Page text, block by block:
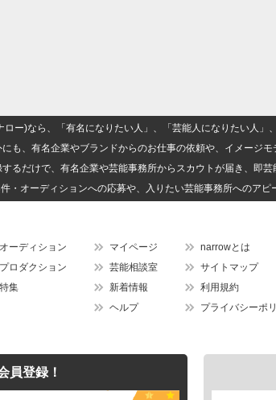
ー)なら、「有名になりたい人」、「芸能人になりたい人」
も、有名企業やブランドからのお仕事の依頼や、イメージ
するだけで、有名企業や芸能事務所からスカウトが届き、即芸
・オーディションへの応募や、入りたい芸能事務所へのアピ
オーディション
プロダクション
特集
マイページ
芸能相談室
新着情報
ヘルプ
narrowとは
サイトマップ
利用規約
プライバシーポ
員登録！